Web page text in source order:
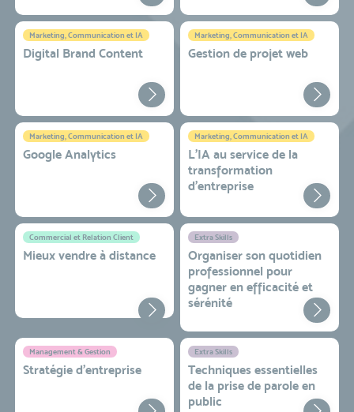
Marketing, Communication et IA
Digital Brand Content
Marketing, Communication et IA
Gestion de projet web
Marketing, Communication et IA
Google Analytics
Marketing, Communication et IA
L'IA au service de la
transformation
d'entreprise
Commercial et Relation Client
Mieux vendre à distance
Extra Skills
Organiser son quotidien
professionnel pour
gagner en efficacité et
sérénité
Management & Gestion
Stratégie d’entreprise
Extra Skills
Techniques essentielles
de la prise de parole en
public